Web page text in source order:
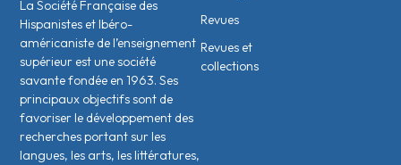
Revues
Revues et
collections
La Société Française des
Hispanistes et Ibéro-
américaniste de l’enseignement
supérieur est une société
savante fondée en 1963. Ses
principaux objectifs sont de
favoriser le développement des
recherches portant sur les
langues, les arts, les littératures,